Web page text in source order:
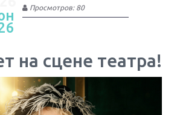
Просмотров: 80
на сцене театра!